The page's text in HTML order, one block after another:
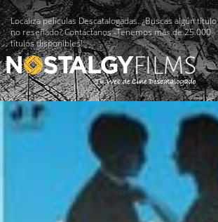
Localiza películas Descatalogadas. ¿Buscas algún título
no reseñado? Contáctanos -Tenemos más de 25.000
títulos disponibles!